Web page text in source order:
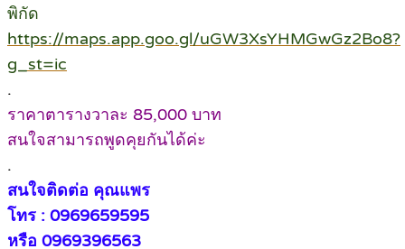
พิกัด
https://maps.app.goo.gl/uGW3XsYHMGwGz2Bo8?
g_st=ic
.
ราคาตารางวาละ 85,000 บาท
สนใจสามารถพูดคุยกันได้ค่ะ
.
สนใจติดต่อ คุณแพร
โทร : 0969659595
หรือ 0969396563